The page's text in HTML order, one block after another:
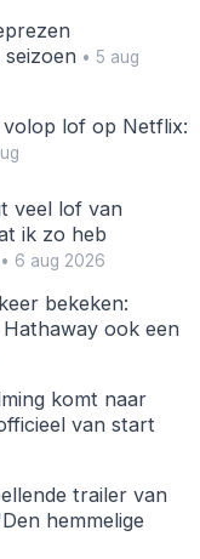
seizoen• 5 aug
lof op Netflix:
veel lof van
ik zo heb
• 6 aug 2026
bekeken:
ook een
komt naar
van start
trailer van
hemmelige